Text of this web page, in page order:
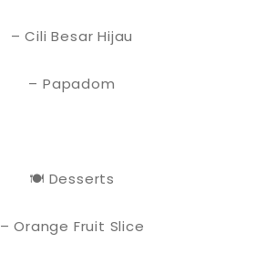
– Cili Besar Hijau
– Papadom
🍽️ Desserts
– Orange Fruit Slice